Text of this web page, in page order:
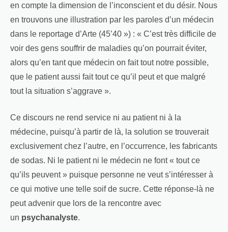
en compte la dimension de l’inconscient et du désir. Nous
en trouvons une illustration par les paroles d’un médecin
dans le reportage d’Arte (45’40 ») : « C’est très difficile de
voir des gens souffrir de maladies qu’on pourrait éviter,
alors qu’en tant que médecin on fait tout notre possible,
que le patient aussi fait tout ce qu’il peut et que malgré
tout la situation s’aggrave ».
Ce discours ne rend service ni au patient ni à la
médecine, puisqu’à partir de là, la solution se trouverait
exclusivement chez l’autre, en l’occurrence, les fabricants
de sodas. Ni le patient ni le médecin ne font « tout ce
qu’ils peuvent » puisque personne ne veut s’intéresser à
ce qui motive une telle soif de sucre. Cette réponse-là ne
peut advenir que lors de la rencontre avec
un psychanalyste.